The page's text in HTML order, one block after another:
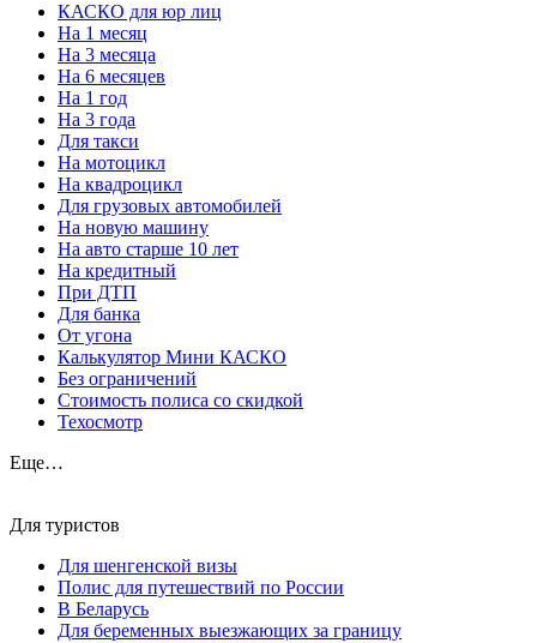
КАСКО для юр лиц
На 1 месяц
На 3 месяца
На 6 месяцев
На 1 год
На 3 года
Для такси
На мотоцикл
На квадроцикл
Для грузовых автомобилей
На новую машину
На авто старше 10 лет
На кредитный
При ДТП
Для банка
От угона
Калькулятор Мини КАСКО
Без ограничений
Стоимость полиса со скидкой
Техосмотр
Еще…
Для туристов
Для шенгенской визы
Полис для путешествий по России
В Беларусь
Для беременных выезжающих за границу